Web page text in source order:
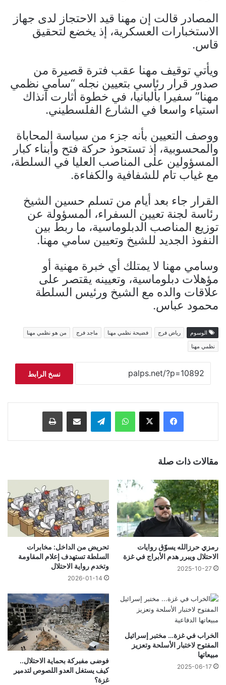
المصادر قالت إن مهنا قيد الاحتجاز لدى جهاز
الاستخبارات العسكرية، إذ يخضع لتحقيق
قاس.
ويأتي توقيف مهنا عقب فترة قصيرة من
صدور قرار رئاسي بتعيين نجله “سامي نظمي
مهنا” سفيرا بألبانيا، في خطوة أثارت آنذاك
استياء واسعا في الشارع الفلسطيني.
ووصف التعيين بأنه جزء من سياسة المحاباة
والمحسوبية، إذ تستحوذ حركة فتح وأبناء كبار
المسؤولين على المناصب العليا في السلطة،
مع غياب تام للشفافية والكفاءة.
القرار جاء بعد أيام من تسلم حسين الشيخ
رئاسة لجنة تعيين السفراء، المسؤولة عن
توزيع المناصب الدبلوماسية، ما ربط بين
النفوذ الجديد للشيخ وتعيين سامي مهنا.
وسامي مهنا لا يمتلك أي خبرة مهنية أو
مؤهلات دبلوماسية، وتعيينه يقتصر على
علاقات والده مع الشيخ ورئيس السلطة
محمود عباس.
الوسوم رياض فرج فضيحة نظمي مهنا ماجد فرج
من هو نظمي مهنا
نظمي مهنا
نسخ الرابط
فيسبوك ‫X واتساب تيلقرام مشاركة عبر البريد طباعة
مقالات ذات صلة
رمزي حرزالله يسوّق روايات
الاحتلال ويبرر هدم الأبراج في غزة
2025-10-27
تحريض من الداخل: مخابرات
السلطة تستهدف إعلام المقاومة
وتخدم رواية الاحتلال
2026-01-14
الخراب في غزة… مختبر إسرائيل
المفتوح لاختبار الأسلحة وتعزيز
مبيعاتها
2025-06-17
فوضى مفبركة بحماية الاحتلال..
كيف يستغل العدو اللصوص لتدمير
غزة؟